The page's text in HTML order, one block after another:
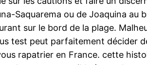
Saquarema ou de Joaquina au
sur le bord de la plage.
test peut parfaitement décider
rapatrier en France. cette